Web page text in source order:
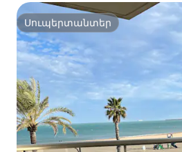
Սուպերտանտեր
Սուպերտանտեր